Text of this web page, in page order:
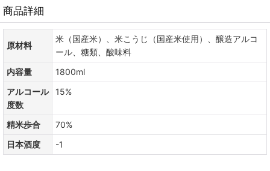
商品詳細
原材料
米（国産米）、米こうじ（国産米使用）、醸造アルコ
ール、糖類、酸味料
内容量
1800ml
アルコール
度数
15%
精米歩合
70%
日本酒度
-1